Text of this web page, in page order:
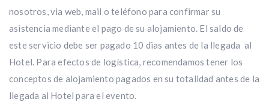
nosotros, via web, mail o teléfono para confirmar su
asistencia mediante el pago de su alojamiento. El saldo de
este servicio debe ser pagado 10 dias antes de la llegada al
Hotel. Para efectos de logística, recomendamos tener los
conceptos de alojamiento pagados en su totalidad antes de la
llegada al Hotel para el evento.